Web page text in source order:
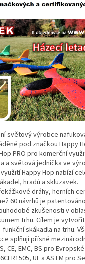
světový výrobce
pod značkou Happy
PRO pro komerční
a světová jednička ve
Happy Hop nabízí
hradů a skluzavek.
dráhy, herních
60 návrhů je
zkušenosti v
trhu. Cílem je
skákadla na trhu.
splňují přísné
CE, EMC, BS pro
UL a ASTM pro